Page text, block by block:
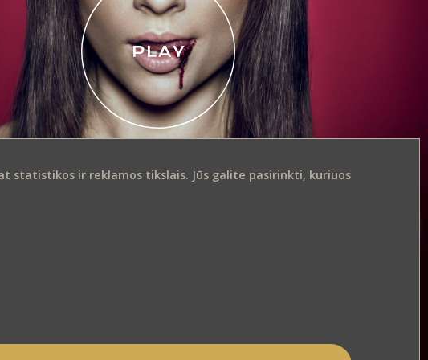
statistikos ir reklamos tikslais. Jūs galite pasirinkti, kuriuos